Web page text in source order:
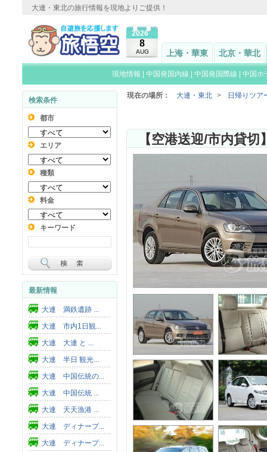
大連・東北の旅行情報を現地よりご提供！
2026
8
AUG 上海・華東 北京・華北
現地情報 中国発国内線 中国発国際線 中国ホ
検索条件
都市
エリア
種類
料金
キーワード
最新情報
大連 満鉄遺跡 ...
大連 市内1日観...
大連 大連 と ...
大連 半日 観光...
大連 中国伝統の...
大連 中国伝統 ...
大連 天天漁港 ...
大連 ディナープ...
大連 ディナープ...
現在の場所： 大連・東北 > 日帰りツア